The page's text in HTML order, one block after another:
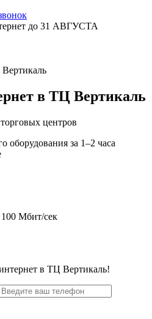
до 31 АВГУСТА
в ТЦ Вертикаль
центров
оборудования за 1–2 часа
Мбит/сек
в ТЦ Вертикаль!